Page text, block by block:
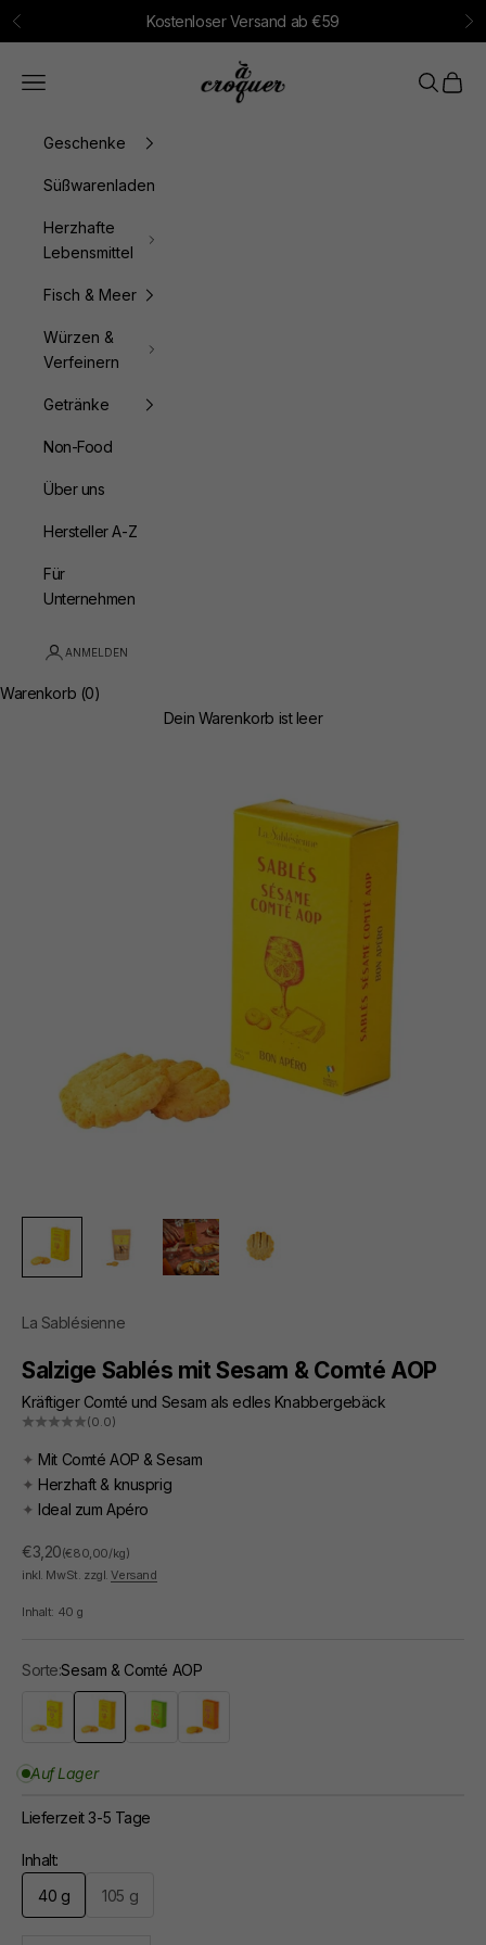
Zum Inhalt springen
Zurück Kostenloser Versand ab €59
à croquer
Menü Suchen
Geschenke
Süßwarenladen
Herzhafte
Lebensmittel
Fisch & Meer
Würzen &
Verfeinern
Getränke
Non-Food
Über uns
Hersteller A-Z
Für
Unternehmen
ANMELDEN
Warenkorb (0)
Dein Warenkorb ist leer
La Sablésienne
Salzige Sablés mit Sesam & Comté AOP
Kräftiger Comté und Sesam als edles Knabbergebäck
(0.0)
✦ Mit Comté AOP & Sesam
✦ Herzhaft & knusprig
✦ Ideal zum Apéro
Angebot
€3,20(€80,00/kg)
inkl. MwSt. zzgl.Versand
Inhalt: 40 g
Sorte:Sesam & Comté AOP
Parmesan AOP & Pfeffer
Sesam & Comté AOP
Tomate & Rosmarin
Zwiebel & Paprika
Auf Lager
Lieferzeit 3-5 Tage
Inhalt:
40 g
105 g